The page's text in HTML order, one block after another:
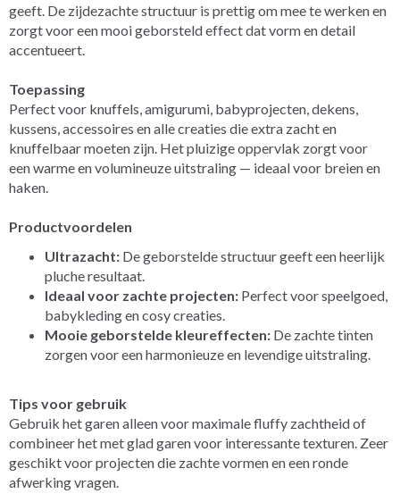
geeft. De zijdezachte structuur is prettig om mee te werken en
zorgt voor een mooi geborsteld effect dat vorm en detail
accentueert.
Toepassing
Perfect voor knuffels, amigurumi, babyprojecten, dekens,
kussens, accessoires en alle creaties die extra zacht en
knuffelbaar moeten zijn. Het pluizige oppervlak zorgt voor
een warme en volumineuze uitstraling — ideaal voor breien en
haken.
Productvoordelen
Ultrazacht: De geborstelde structuur geeft een heerlijk
pluche resultaat.
Ideaal voor zachte projecten: Perfect voor speelgoed,
babykleding en cosy creaties.
Mooie geborstelde kleureffecten: De zachte tinten
zorgen voor een harmonieuze en levendige uitstraling.
Tips voor gebruik
Gebruik het garen alleen voor maximale fluffy zachtheid of
combineer het met glad garen voor interessante texturen. Zeer
geschikt voor projecten die zachte vormen en een ronde
afwerking vragen.